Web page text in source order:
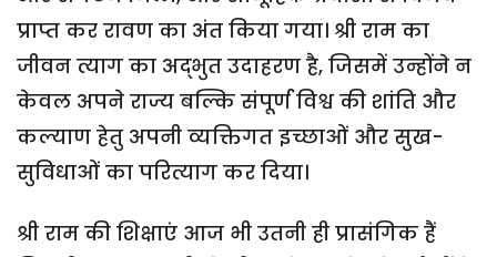
प्राप्त कर रावण का अंत किया गया। श्री राम का
जीवन त्याग का अद्भुत उदाहरण है, जिसमें उन्होंने न
केवल अपने राज्य बल्कि संपूर्ण विश्व की शांति और
कल्याण हेतु अपनी व्यक्तिगत इच्छाओं और सुख-
सुविधाओं का परित्याग कर दिया।
श्री राम की शिक्षाएं आज भी उतनी ही प्रासंगिक हैं